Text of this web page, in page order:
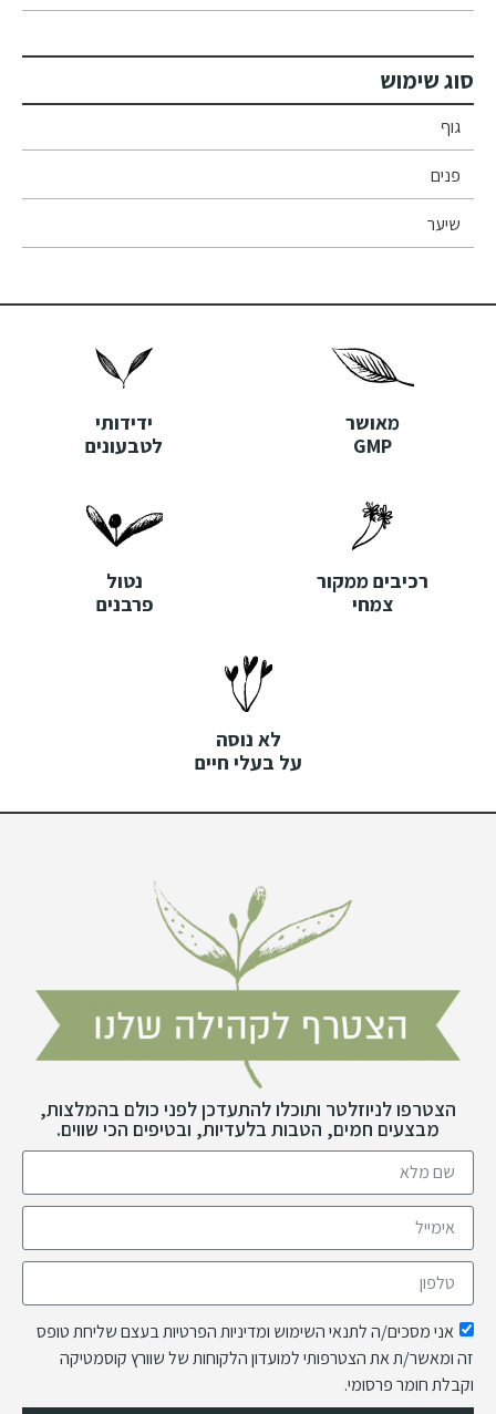
סוג שימוש
גוף
פנים
שיער
מאושר
GMP
ידידותי
לטבעונים
רכיבים ממקור
צמחי
נטול
פרבנים
לא נוסה
על בעלי חיים
הצטרפו לניוזלטר ותוכלו להתעדכן לפני כולם בהמלצות,
מבצעים חמים, הטבות בלעדיות, ובטיפים הכי שווים.
אני מסכים/ה לתנאי השימוש ומדיניות הפרטיות בעצם שליחת טופס
זה ומאשר/ת את הצטרפותי למועדון הלקוחות של שוורץ קוסמטיקה
וקבלת חומר פרסומי.